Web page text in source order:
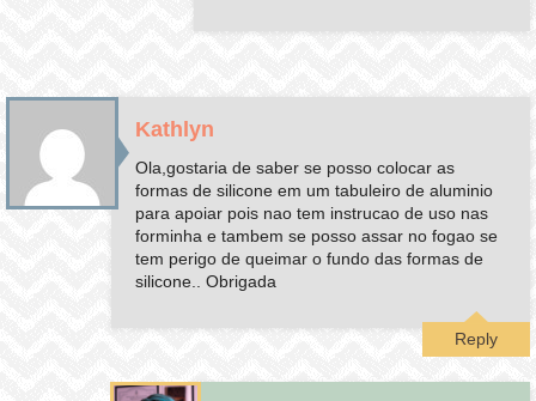
Kathlyn
Ola,gostaria de saber se posso colocar as
formas de silicone em um tabuleiro de aluminio
para apoiar pois nao tem instrucao de uso nas
forminha e tambem se posso assar no fogao se
tem perigo de queimar o fundo das formas de
silicone.. Obrigada
Reply